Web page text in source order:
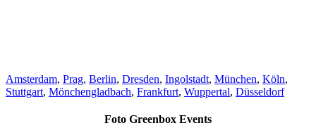
Amsterdam, Prag, Berlin, Dresden, Ingolstadt, München, Köln,
Stuttgart, Mönchengladbach, Frankfurt, Wuppertal, Düsseldorf
Foto Greenbox Events